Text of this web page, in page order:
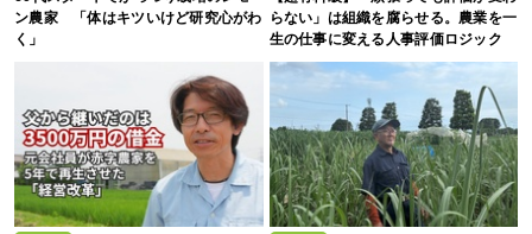
ン農家 「体はキツいけど研究心がわ
く」
らない」は組織を腐らせる。農業を一
生の仕事に変える人事評価ロジック